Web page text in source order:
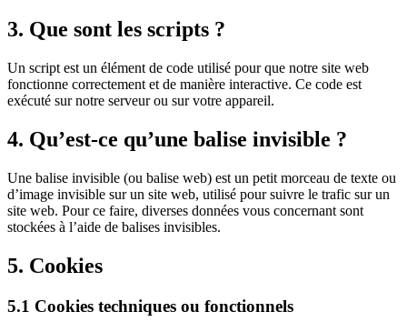
3. Que sont les scripts ?
Un script est un élément de code utilisé pour que notre site web
fonctionne correctement et de manière interactive. Ce code est
exécuté sur notre serveur ou sur votre appareil.
4. Qu’est-ce qu’une balise invisible ?
Une balise invisible (ou balise web) est un petit morceau de texte ou
d’image invisible sur un site web, utilisé pour suivre le trafic sur un
site web. Pour ce faire, diverses données vous concernant sont
stockées à l’aide de balises invisibles.
5. Cookies
5.1 Cookies techniques ou fonctionnels